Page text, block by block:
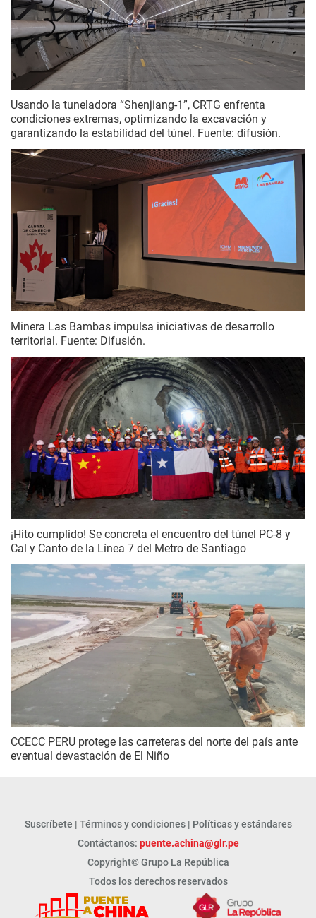
Usando la tuneladora “Shenjiang-1”, CRTG enfrenta
condiciones extremas, optimizando la excavación y
garantizando la estabilidad del túnel. Fuente: difusión.
Minera Las Bambas impulsa iniciativas de desarrollo
territorial. Fuente: Difusión.
¡Hito cumplido! Se concreta el encuentro del túnel PC-8 y
Cal y Canto de la Línea 7 del Metro de Santiago
CCECC PERU protege las carreteras del norte del país ante
eventual devastación de El Niño
Suscríbete | Términos y condiciones| Políticas y estándares
Contáctanos: puente.achina@glr.pe
Copyright© Grupo La República
Todos los derechos reservados